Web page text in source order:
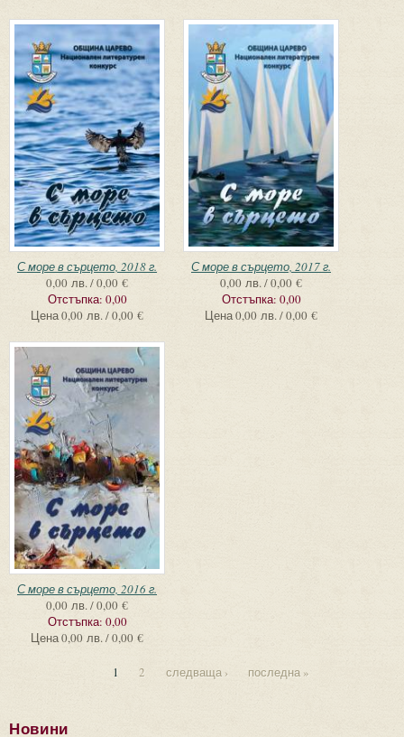
С море в сърцето, 2018 г.
0,00 лв. / 0,00 €
Отстъпка: 0,00
Цена0,00 лв. / 0,00 €
С море в сърцето, 2017 г.
0,00 лв. / 0,00 €
Отстъпка: 0,00
Цена0,00 лв. / 0,00 €
С море в сърцето, 2016 г.
0,00 лв. / 0,00 €
Отстъпка: 0,00
Цена0,00 лв. / 0,00 €
1 2 следваща › последна »
Новини